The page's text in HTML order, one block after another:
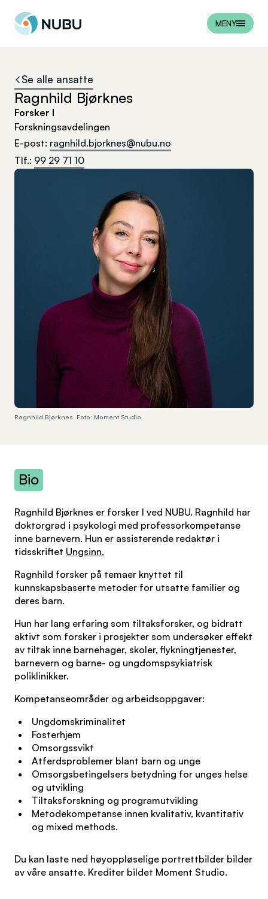
Til forsiden
MENY
Se alle ansatte
Ragnhild Bjørknes
Forsker I
Forskningsavdelingen
E-post: ragnhild.bjorknes@nubu.no
Tlf.: 99 29 71 10
Ragnhild Bjørknes. Foto: Moment Studio.
Bio
Ragnhild Bjørknes er forsker I ved NUBU. Ragnhild har
doktorgrad i psykologi med professorkompetanse
inne barnevern. Hun er assisterende redaktør i
tidsskriftet Ungsinn.
Ragnhild forsker på temaer knyttet til
kunnskapsbaserte metoder for utsatte familier og
deres barn.
Hun har lang erfaring som tiltaksforsker, og bidratt
aktivt som forsker i prosjekter som undersøker effekt
av tiltak inne barnehager, skoler, flykningtjenester,
barnevern og barne- og ungdomspsykiatrisk
poliklinikker.
Kompetanseområder og arbeidsoppgaver:
Ungdomskriminalitet
Fosterhjem
Omsorgssvikt
Atferdsproblemer blant barn og unge
Omsorgsbetingelsers betydning for unges helse
og utvikling
Tiltaksforskning og programutvikling
Metodekompetanse innen kvalitativ, kvantitativ
og mixed methods.
Du kan laste ned høyoppløselige portrettbilder bilder
av våre ansatte. Krediter bildet Moment Studio.